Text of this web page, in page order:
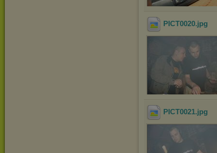
PICT0020.jpg
PICT0021.jpg